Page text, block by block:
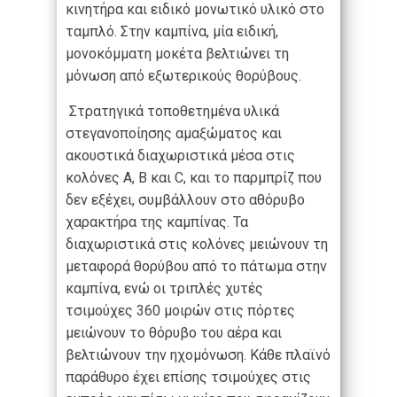
κινητήρα και ειδικό μονωτικό υλικό στο
ταμπλό. Στην καμπίνα, μία ειδική,
μονοκόμματη μοκέτα βελτιώνει τη
μόνωση από εξωτερικούς θορύβους.
Στρατηγικά τοποθετημένα υλικά
στεγανοποίησης αμαξώματος και
ακουστικά διαχωριστικά μέσα στις
κολόνες A, B και C, και το παρμπρίζ που
δεν εξέχει, συμβάλλουν στο αθόρυβο
χαρακτήρα της καμπίνας. Τα
διαχωριστικά στις κολόνες μειώνουν τη
μεταφορά θορύβου από το πάτωμα στην
καμπίνα, ενώ οι τριπλές χυτές
τσιμούχες 360 μοιρών στις πόρτες
μειώνουν το θόρυβο του αέρα και
βελτιώνουν την ηχομόνωση. Κάθε πλαϊνό
παράθυρο έχει επίσης τσιμούχες στις